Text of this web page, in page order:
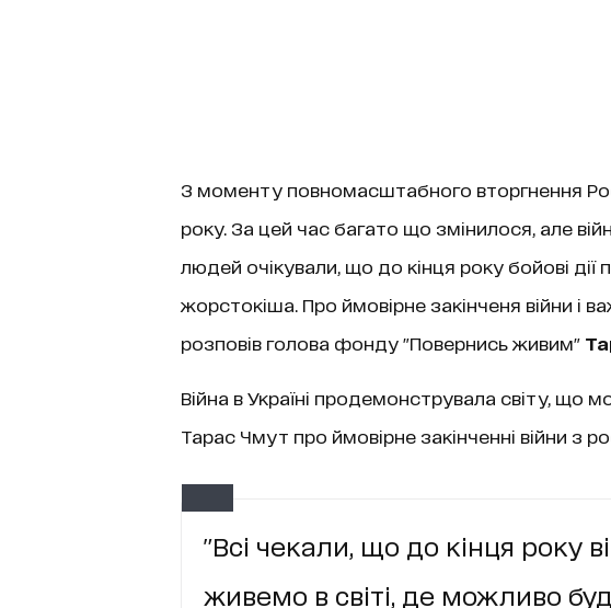
З моменту повномасштабного вторгнення
року. За цей час багато що змінилося, але
людей очікували, що до кінця року бойові дії
жорстокіша. Про ймовірне закінченя війни і
розповів голова фонду "Повернись живим"
Війна в Україні продемонструвала світу, що
Тарас Чмут про ймовірне закінченні війни з
"Всі чекали, що до кінця року
живемо в світі, де можливо